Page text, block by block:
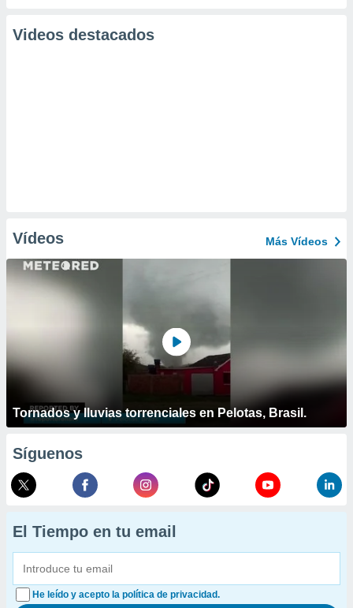
Videos destacados
Vídeos Más Vídeos
Tornados y lluvias torrenciales en Pelotas, Brasil.
Síguenos
El Tiempo en tu email
He leído y acepto la política de privacidad.